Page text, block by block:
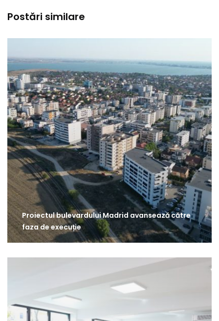
Postări similare
Proiectul bulevardului Madrid avansează către
faza de execuție